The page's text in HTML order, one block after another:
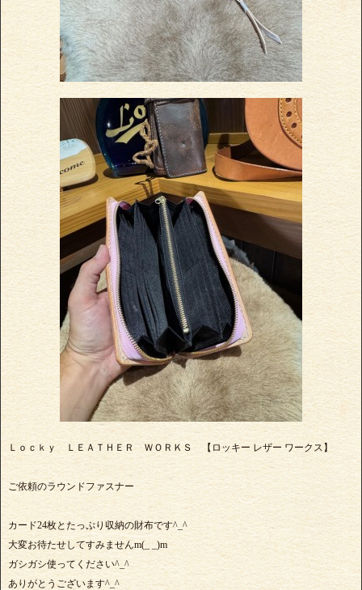
Ｌｏｃｋｙ ＬＥＡＴＨＥＲ ＷＯＲＫＳ 【ロッキー レザー ワークス】
ご依頼のラウンドファスナー
カード24枚とたっぷり収納の財布です^_^
大変お待たせしてすみませんm(_ _)m
ガシガシ使ってください^_^
ありがとうございます^_^